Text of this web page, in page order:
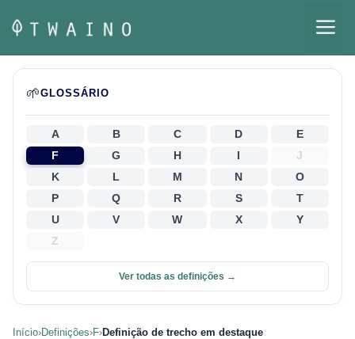
para
o
🌱GLOSSÁRIO
A B C D
E
F
G H I
J
K
L M N
O
P
Q R S
T
U
V W X
Y
Z
Ver todas as definições →
Início›Definições›F›Definição de trecho em destaque